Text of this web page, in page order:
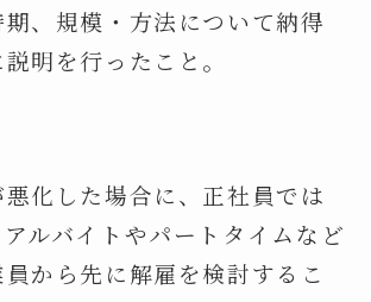
、規模・方法について納得
明を行ったこと。
化した場合に、正社員では
ルバイトやパートタイムなど
から先に解雇を検討するこ